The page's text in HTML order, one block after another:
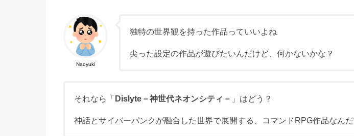
Naoyuki
独特の世界観を持った作品っていいよね
尖った設定の作品が遊びたいんだけど、何かないかな？
それなら「 Dislyte－神世代ネオンシティ－ 」はどう？
神話とサイバーパンクが融合した世界で展開する、コマンドRPG作品なんだ